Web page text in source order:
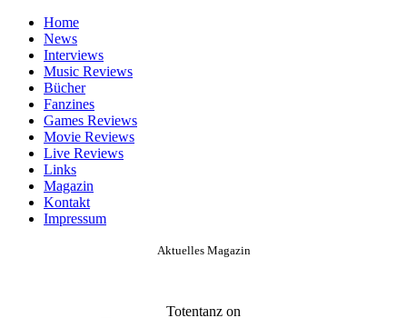
Home
News
Interviews
Music Reviews
Bücher
Fanzines
Games Reviews
Movie Reviews
Live Reviews
Links
Magazin
Kontakt
Impressum
Aktuelles Magazin
Totentanz on